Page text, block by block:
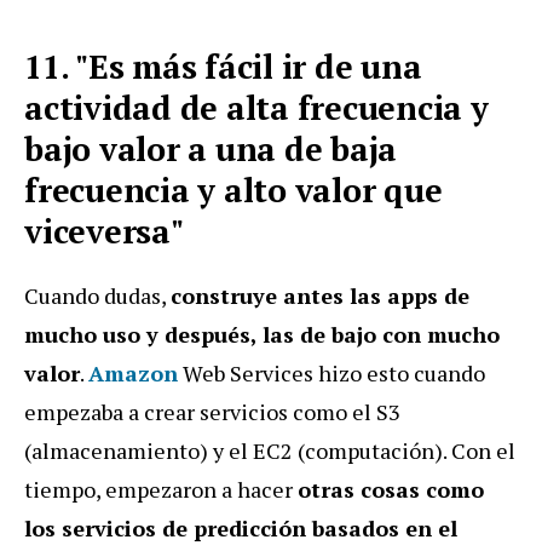
11. "Es más fácil ir de una
actividad de alta frecuencia y
bajo valor a una de baja
frecuencia y alto valor que
viceversa"
Cuando dudas, construye antes las apps de
mucho uso y después, las de bajo con mucho
valor.AmazonWeb Services hizo esto cuando
empezaba a crear servicios como el S3
(almacenamiento) y el EC2 (computación). Con el
tiempo, empezaron a hacer otras cosas como
los servicios de predicción basados en el